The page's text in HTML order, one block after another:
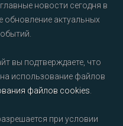
новости сегодня в
актуальных
вы подтверждаете, что
использование файлов
файлов cookies
при условии